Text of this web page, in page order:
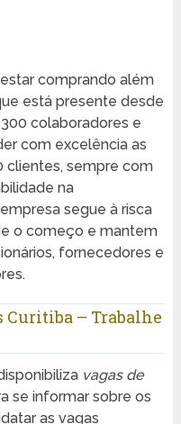
comprando além
está presente desde
colaboradores e
com excelência as
clientes, sempre com
na
segue à risca
o começo e mantem
fornecedores e
Curitiba – Trabalhe
vagas de
se informar sobre os
as vagas